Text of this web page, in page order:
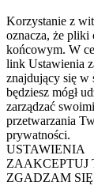
Korzystanie z
oznacza, że pliki
końcowym. W
link Ustawienia
znajdujący się w
będziesz mógł
zarządzać
przetwarzania
prywatności.
USTAWIENIA
ZAAKCEPTUJ
ZGADZAM SIĘ